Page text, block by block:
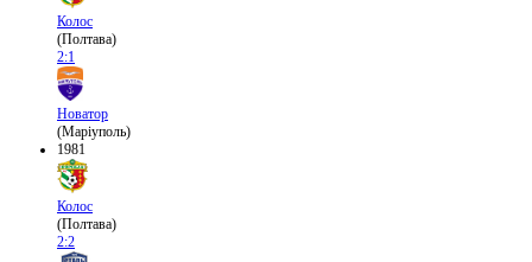
Колос
(Полтава)
2:1
Новатор
(Маріуполь)
1981
Колос
(Полтава)
2:2